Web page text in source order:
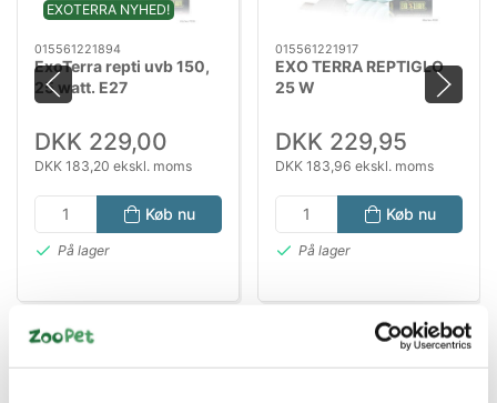
EXOTERRA NYHED!
015561221894
ExoTerra repti uvb 150,
25 watt. E27
DKK 229,00
DKK 183,20 ekskl. moms
Køb nu
På lager
015561221917
EXO TERRA REPTIGLO
25 W
DKK 229,95
DKK 183,96 ekskl. moms
Køb nu
På lager